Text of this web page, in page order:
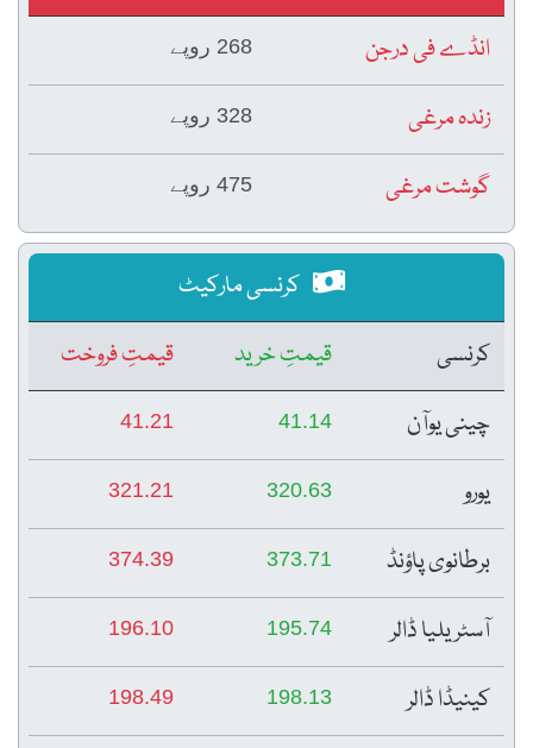
انڈے فی درجن
268 روپے
زندہ مرغی 328 روپے
گوشت مرغی 475 روپے
کرنسی مارکیٹ
کرنسی
قیمتِ خرید
قیمتِ فروخت
چینی یوآن
41.14
41.21
یورو 320.63
321.21
برطانوی پاؤنڈ 373.71
374.39
آسٹریلیا ڈالر 195.74
196.10
کینیڈا ڈالر 198.13
198.49